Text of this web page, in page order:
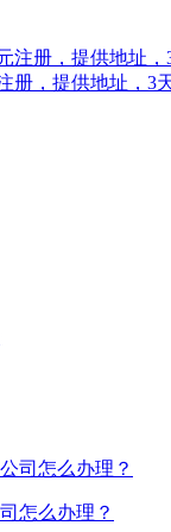
册，提供地址，3
怎么办理？